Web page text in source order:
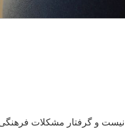
و گرفتار مشکلات فرهنگی